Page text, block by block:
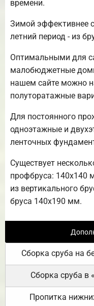
времени.
Зимой эффективнее
летний период - из
Оптимальными для
малобюджетные
нашем сайте можно
полуторатажные
Для постоянного
одноэтажные и
ленточных
Существует
профбруса:
из вертикального
бруса 140х190 мм.
Сборка сруба на
Сборка сруба в
Пропитка